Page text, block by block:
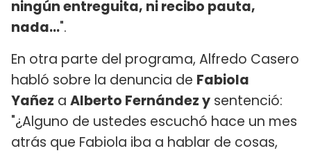
ningún entreguita, ni recibo pauta,
nada...".
En otra parte del programa, Alfredo Casero
habló sobre la denuncia de Fabiola
Yañez a Alberto Fernández y sentenció:
"¿Alguno de ustedes escuchó hace un mes
atrás que Fabiola iba a hablar de cosas,